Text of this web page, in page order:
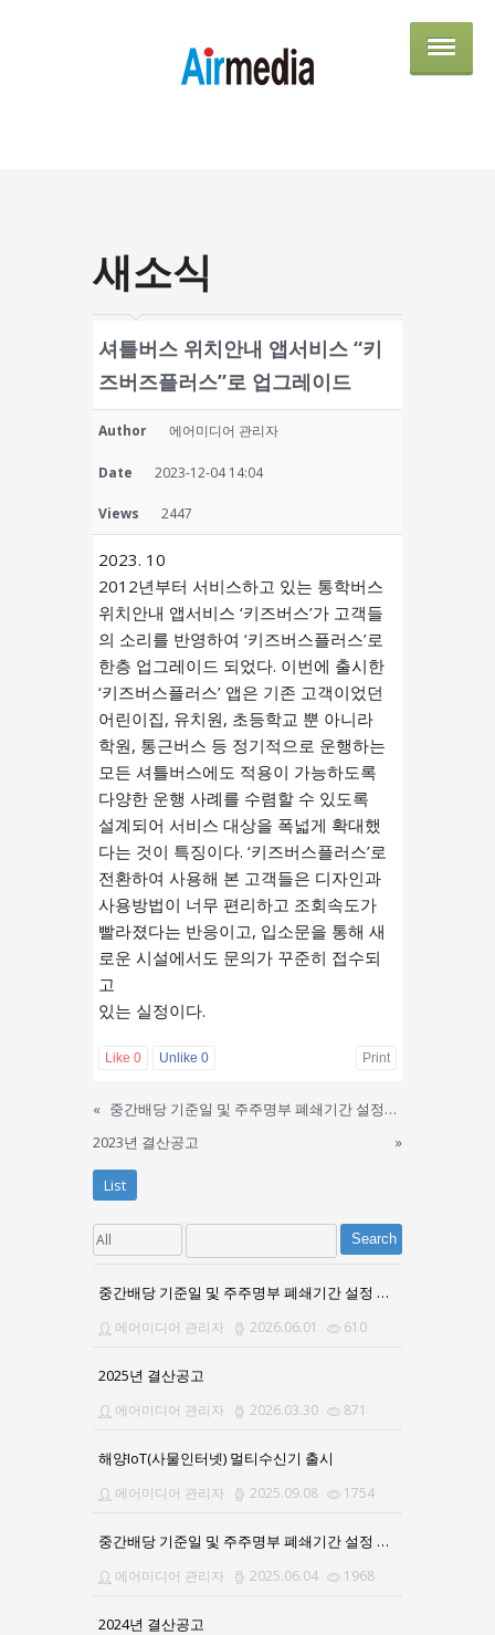
새소식
셔틀버스 위치안내 앱서비스 “키
즈버즈플러스”로 업그레이드
Author 에어미디어 관리자
Date 2023-12-04 14:04
Views 2447
2023. 10
2012년부터 서비스하고 있는 통학버스
위치안내 앱서비스 ‘키즈버스’가 고객들
의 소리를 반영하여 ‘키즈버스플러스’로
한층 업그레이드 되었다. 이번에 출시한
‘키즈버스플러스’ 앱은 기존 고객이었던
어린이집, 유치원, 초등학교 뿐 아니라
학원, 통근버스 등 정기적으로 운행하는
모든 셔틀버스에도 적용이 가능하도록
다양한 운행 사례를 수렴할 수 있도록
설계되어 서비스 대상을 폭넓게 확대했
다는 것이 특징이다. ‘키즈버스플러스’로
전환하여 사용해 본 고객들은 디자인과
사용방법이 너무 편리하고 조회속도가
빨라졌다는 반응이고, 입소문을 통해 새
로운 시설에서도 문의가 꾸준히 접수되
고
있는 실정이다.
Like 0 Unlike 0 Print
«
중간배당 기준일 및 주주명부 폐쇄기간 설정공고
2023년 결산공고
»
List
Search
중간배당 기준일 및 주주명부 폐쇄기간 설정 공고문
에어미디어 관리자 2026.06.01 610
2025년 결산공고
에어미디어 관리자 2026.03.30 871
해양IoT(사물인터넷) 멀티수신기 출시
에어미디어 관리자 2025.09.08 1754
중간배당 기준일 및 주주명부 폐쇄기간 설정 공고문
에어미디어 관리자 2025.06.04 1968
2024년 결산공고